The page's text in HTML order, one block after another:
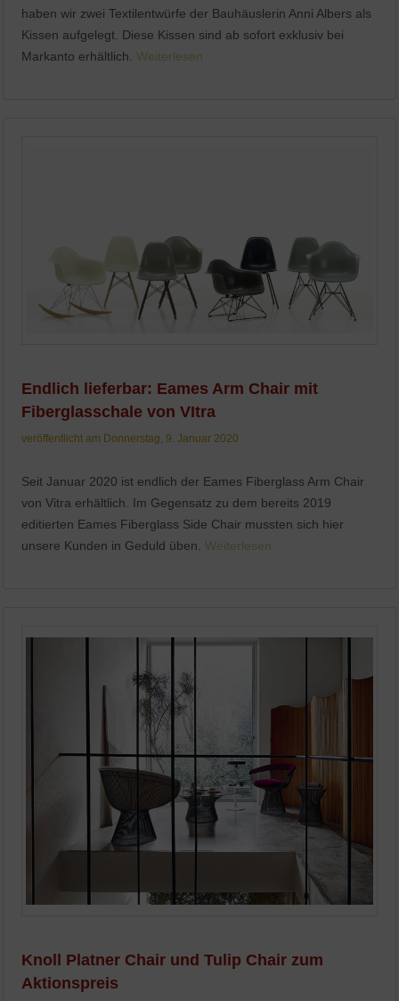
haben wir zwei Textilentwürfe der Bauhäuslerin Anni Albers als
Kissen aufgelegt. Diese Kissen sind ab sofort exklusiv bei
Markanto erhältlich.Weiterlesen
Endlich lieferbar: Eames Arm Chair mit
Fiberglasschale von VItra
veröffentlicht am Donnerstag, 9. Januar 2020
Seit Januar 2020 ist endlich der Eames Fiberglass Arm Chair
von Vitra erhältlich. Im Gegensatz zu dem bereits 2019
editierten Eames Fiberglass Side Chair mussten sich hier
unsere Kunden in Geduld üben.Weiterlesen
Knoll Platner Chair und Tulip Chair zum
Aktionspreis